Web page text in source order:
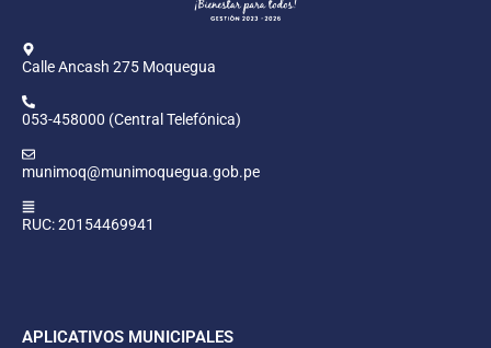
Calle Ancash 275 Moquegua
053-458000 (Central Telefónica)
munimoq@munimoquegua.gob.pe
RUC: 20154469941
APLICATIVOS MUNICIPALES